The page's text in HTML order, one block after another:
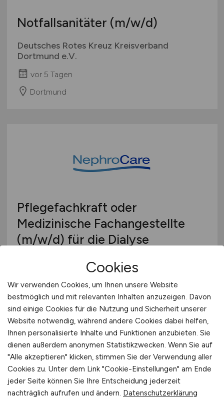
Notfallsanitäter (m/w/d)
Deutsches Rotes Kreuz Kreisverband
Dortmund e.V.
vor 5 Tagen
Dortmund
Pflegefachkraft oder
Medizinische Fachangestellte
(m/w/d) für die Dialyse
Nephrocare Witten GmbH Medizinisches
Versorgungszentrum
vor 5 Tagen
Witten
Cookies
Wir verwenden Cookies, um Ihnen unsere Website
bestmöglich und mit relevanten Inhalten anzuzeigen. Davon
sind einige Cookies für die Nutzung und Sicherheit unserer
Website notwendig, während andere Cookies dabei helfen,
Ihnen personalisierte Inhalte und Funktionen anzubieten. Sie
dienen außerdem anonymen Statistikzwecken. Wenn Sie auf
"Alle akzeptieren" klicken, stimmen Sie der Verwendung aller
Cookies zu. Unter dem Link "Cookie-Einstellungen" am Ende
jeder Seite können Sie Ihre Entscheidung jederzeit
nachträglich aufrufen und ändern. Datenschutzerklärung